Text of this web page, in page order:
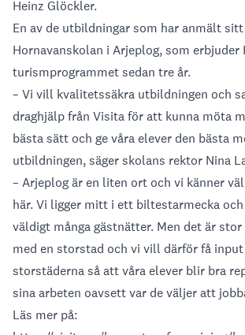
Heinz Glöckler.
En av de utbildningar som har anmält
Hornavanskolan i Arjeplog, som
turismprogrammet sedan tre år.
– Vi vill kvalitetssäkra utbildningen och
draghjälp från Visita för att kunna möta
bästa sätt och ge våra elever den bästa
utbildningen, säger skolans rektor Nina
– Arjeplog är en liten ort och vi känner
här. Vi ligger mitt i ett biltestarmecka
väldigt många gästnätter. Men det är
med en storstad och vi vill därför få
storstäderna så att våra elever blir bra
sina arbeten oavsett var de väljer att
Läs mer på: